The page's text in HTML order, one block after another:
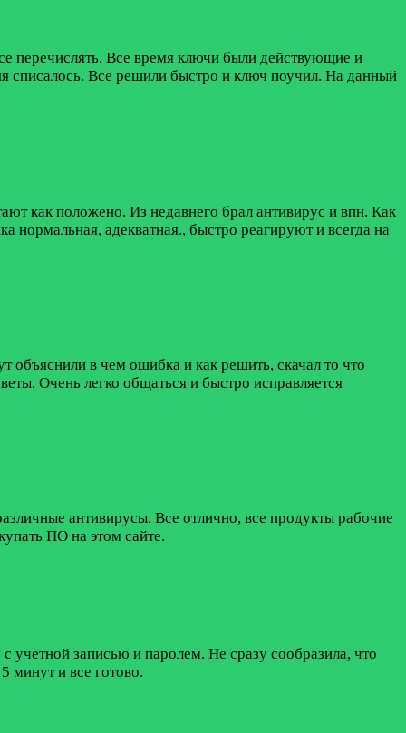
перечислять. Все время ключи были действующие и
списалось. Все решили быстро и ключ поучил. На данный
как положено. Из недавнего брал антивирус и впн. Как
адекватная., быстро реагируют и всегда на
в чем ошибка и как решить, скачал то что
Очень легко общаться и быстро исправляется
антивирусы. Все отлично, все продукты рабочие
ПО на этом сайте.
учетной записью и паролем. Не сразу сообразила, что
минут и все готово.